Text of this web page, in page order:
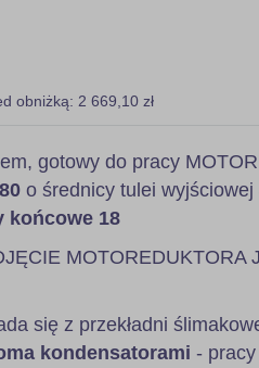
obniżką: 2 669,10 zł
gotowy do pracy
o średnicy tulei
końcowe 18
MOTOREDUKTORA
się z przekładni
kondensatorami -